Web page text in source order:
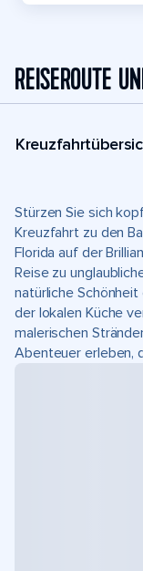
REISEROUTE
Stürzen Sie sich
Kreuzfahrt zu den
Florida auf der
Reise zu
natürliche
der lokalen Küche
malerischen
Abenteuer erleben,